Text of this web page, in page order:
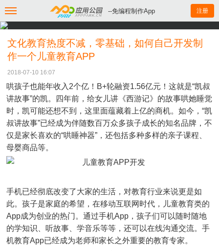
--免编程制作App 注册
文化教育热度不减，零基础，如何自己开发制
作一个儿童教育APP
2018-07-10 16:07
哄孩子也能年收入2个亿！B+轮融资1.56亿元！这就是“凯叔
讲故事”的凯。四年前，给女儿讲《西游记》的故事哄她睡觉
时，凯可能还想不到，这里面蕴藏着上亿的商机。如今，“凯
叔讲故事”已经成为伴随数百万众多孩子成长的知名品牌，不
仅是家长喜欢的“哄睡神器”，还包括多种多样的亲子课程、
母婴商品等。
手机已经彻底改变了大家的生活，对教育行业来说更是如
此。孩子是家庭的希望，在移动互联网时代，儿童教育类的
App成为创业的热门。通过手机App，孩子们可以随时随地
的学知识、听故事、学音乐等等，还可以在线沟通交流。手
机教育App已经成为老师和家长之外重要的教育专家。